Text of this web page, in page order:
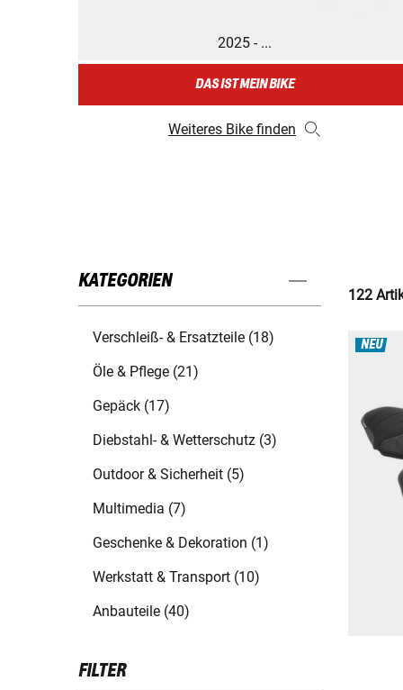
2025 - ...
DAS IST MEIN BIKE
Weiteres Bike finden
KATEGORIEN
Verschleiß- & Ersatzteile (18)
Öle & Pflege (21)
Gepäck (17)
Diebstahl- & Wetterschutz (3)
Outdoor & Sicherheit (5)
Multimedia (7)
Geschenke & Dekoration (1)
Werkstatt & Transport (10)
Anbauteile (40)
FILTER
122
NEU